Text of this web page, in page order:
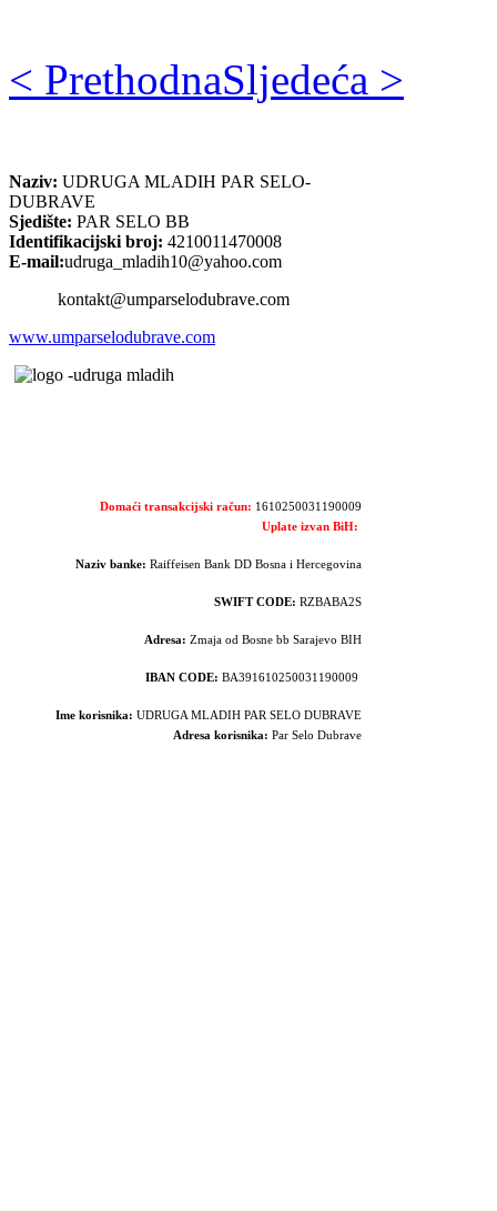
< PrethodnaSljedeća >
Naziv: UDRUGA MLADIH PAR SELO-
DUBRAVE
Sjedište: PAR SELO BB
Identifikacijski broj: 4210011470008
E-mail:udruga_mladih10@yahoo.com
kontakt@umparselodubrave.com
www.umparselodubrave.com
Domaći transakcijski račun: 1610250031190009
Uplate izvan BiH:
Naziv banke: Raiffeisen Bank DD Bosna i Hercegovina
SWIFT CODE: RZBABA2S
Adresa:Zmaja od Bosne bb Sarajevo BIH
IBAN CODE: BA391610250031190009
Ime korisnika: UDRUGA MLADIH PAR SELO DUBRAVE
Adresa korisnika: Par Selo Dubrave